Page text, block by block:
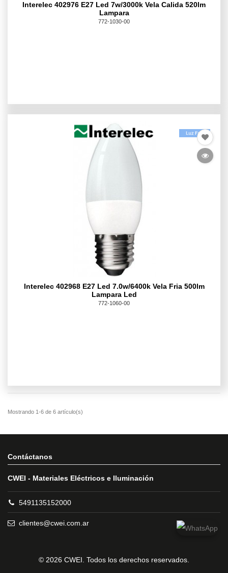
Interelec 402976 E27 Led 7w/3000k Vela Calida 520lm
Lampara
772-1030-00
Interelec 402968 E27 Led 7.0w/6400k Vela Fria 500lm
Lampara Led
772-1060-00
Contáctanos
CWEI - Materiales Eléctricos e Iluminación
5491135152000
clientes@cwei.com.ar
© 2026 CWEI. Todos los derechos reservados.